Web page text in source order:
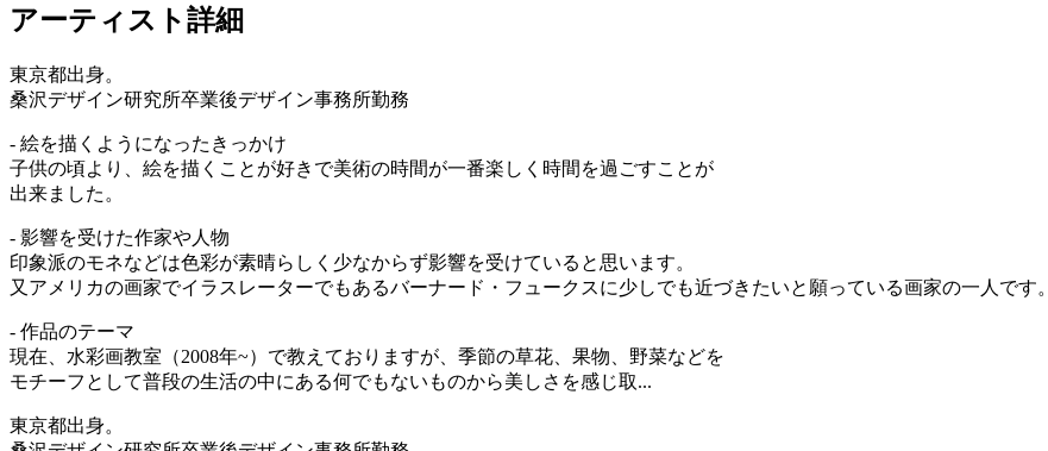
アーティスト詳細
東京都出身。
桑沢デザイン研究所卒業後デザイン事務所勤務
- 絵を描くようになったきっかけ
子供の頃より、絵を描くことが好きで美術の時間が一番楽しく時間を過ごすことが
出来ました。
- 影響を受けた作家や人物
印象派のモネなどは色彩が素晴らしく少なからず影響を受けていると思います。
又アメリカの画家でイラスレーターでもあるバーナード・フュークスに少しでも近づきたいと願っている画家の一人です。
- 作品のテーマ
現在、水彩画教室（2008年~）で教えておりますが、季節の草花、果物、野菜などを
モチーフとして普段の生活の中にある何でもないものから美しさを感じ取...
東京都出身。